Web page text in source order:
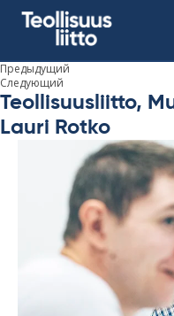
Предыдущий
Следующий
Teollisuusliitto,
Lauri Rotko